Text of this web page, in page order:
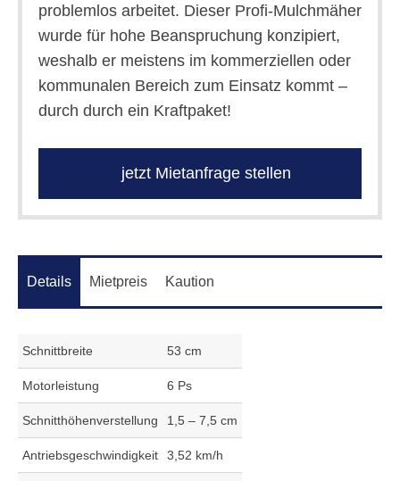
problemlos arbeitet. Dieser Profi-Mulchmäher
wurde für hohe Beanspruchung konzipiert,
weshalb er meistens im kommerziellen oder
kommunalen Bereich zum Einsatz kommt –
durch durch ein Kraftpaket!
jetzt Mietanfrage stellen
Details Mietpreis Kaution
Schnittbreite 53 cm
Motorleistung 6 Ps
Schnitthöhenverstellung 1,5 – 7,5 cm
Antriebsgeschwindigkeit 3,52 km/h